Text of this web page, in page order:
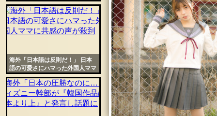
ームが美しすぎると話題に
海外「日本語は反則だ！」 日本
語の可愛さにハマった外国人ママ
に共感の声が殺到